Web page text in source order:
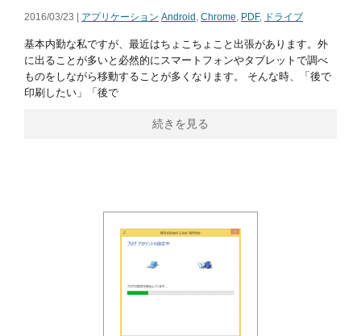
2016/03/23 | アプリケーション Android , Chrome, PDF, ドライブ
基本内勤な私ですが、最近はちょこちょこと出張があります。外
に出ることが多いと必然的にスマートフォンやタブレットで調べ
ものをしながら移動することが多くなります。 そんな時、「後で
印刷したい」「後で
続きを見る